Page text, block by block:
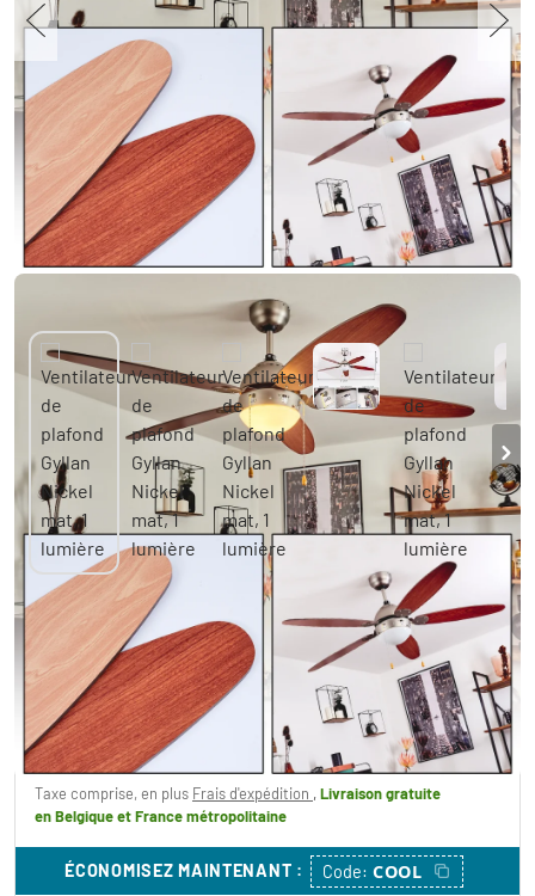
Ventilateur de plafond Gyllan Nickel mat, 1
lumière
-48% 129,99 €
Vous économisez PVC:249,99 €
Taxe comprise, en plus Frais d'expédition ,Livraison gratuite
en Belgique et France métropolitaine
ÉCONOMISEZ MAINTENANT : Code: COOL